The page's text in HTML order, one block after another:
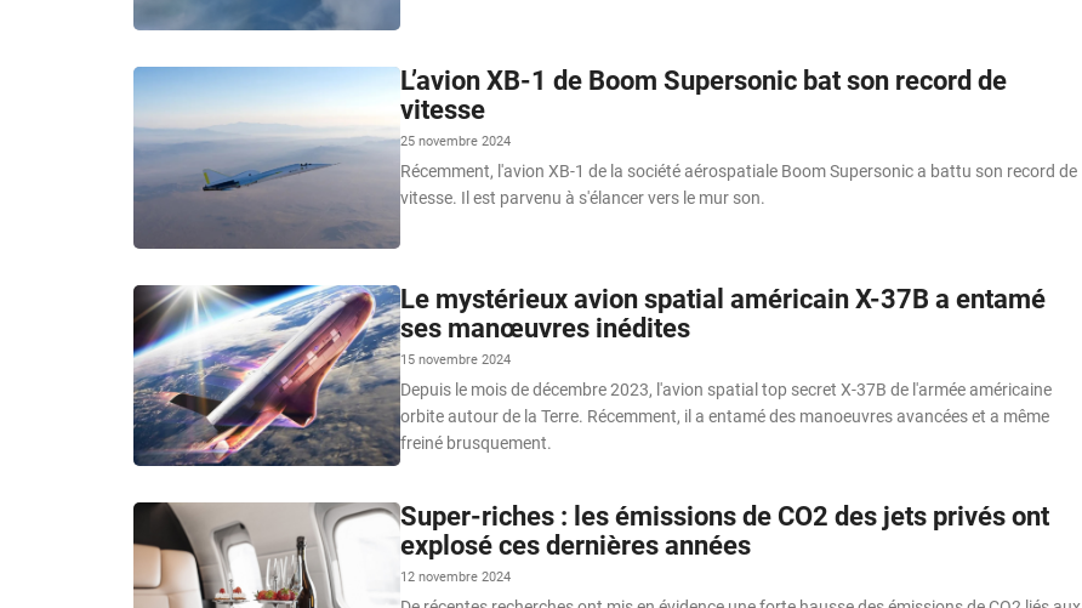
L’avion XB-1 de Boom Supersonic bat son record de
vitesse
25 novembre 2024
Récemment, l'avion XB-1 de la société aérospatiale Boom Supersonic a battu son record de
vitesse. Il est parvenu à s'élancer vers le mur son.
Le mystérieux avion spatial américain X-37B a entamé
ses manœuvres inédites
15 novembre 2024
Depuis le mois de décembre 2023, l'avion spatial top secret X-37B de l'armée américaine
orbite autour de la Terre. Récemment, il a entamé des manoeuvres avancées et a même
freiné brusquement.
Super-riches : les émissions de CO2 des jets privés ont
explosé ces dernières années
12 novembre 2024